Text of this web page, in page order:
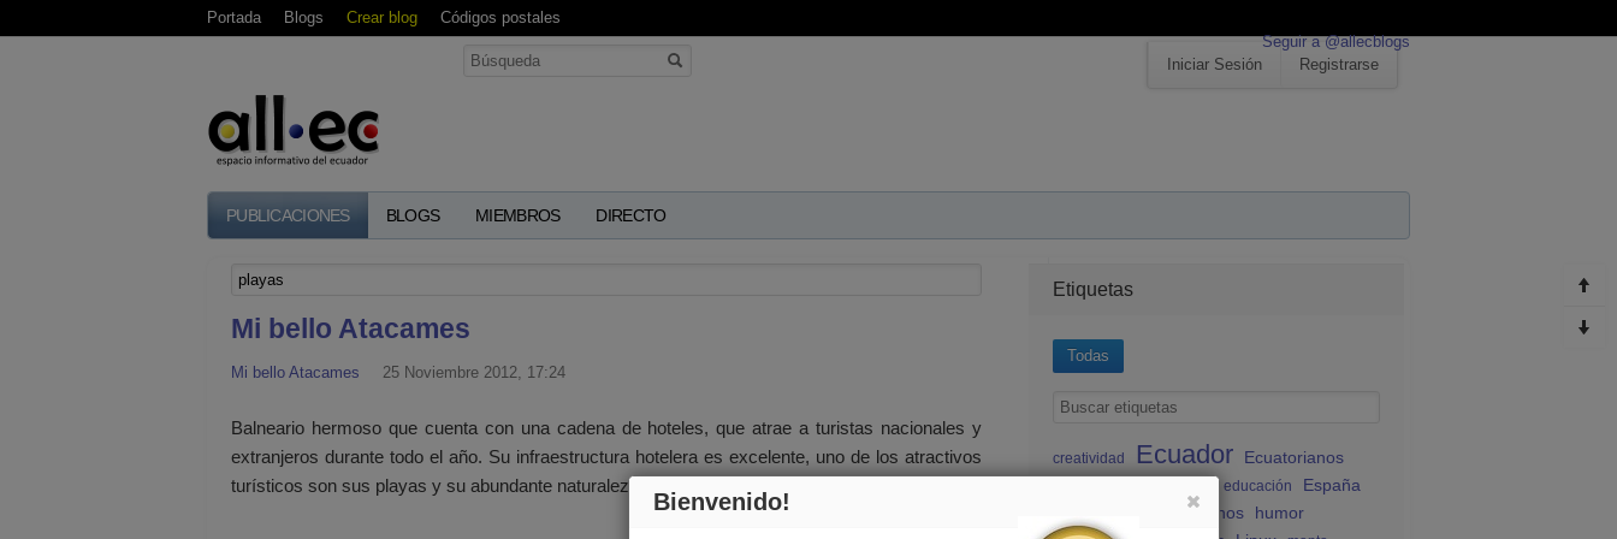
Portada Blogs Crear blog
Códigos postales
Seguir a @allecblogs
Iniciar Sesión
Registrarse
PUBLICACIONES BLOGS MIEMBROS DIRECTO
Mi bello Atacames
Mi bello Atacames 25 Noviembre 2012, 17:24
Balneario hermoso que cuenta con una cadena de hoteles, que atrae a turistas nacionales y
extranjeros durante todo el año. Su infraestructura hotelera es excelente, uno de los atractivos
turísticos son sus playas y su abundante naturaleza.
Etiquetas
Todas
creatividad Ecuador Ecuatorianos
educación
España
estudiantes ecuatorianos
humor
Bienvenido!